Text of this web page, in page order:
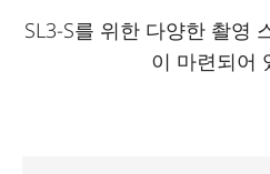
SL3-S를 위한 다양한 촬영
이 마련되어